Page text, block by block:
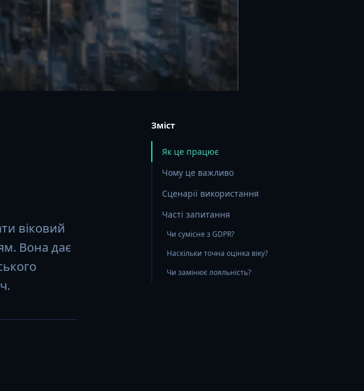
віковий
Вона дає
Зміст
Як це працює
Чому це важливо
Сценарії використання
Часті запитання
Чи сумісне з GDPR?
Наскільки точна оцінка віку?
Чи замінює лояльність?